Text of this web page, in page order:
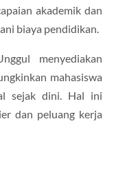
akademik dan
biaya pendidikan.
menyediakan
mahasiswa
sejak dini. Hal ini
dan peluang kerja